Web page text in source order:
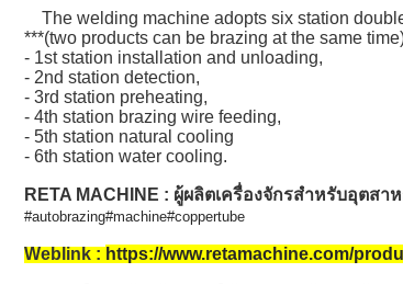
The welding machine adopts six station
***(two products can be brazing at the same
- 1st station installation and unloading,
- 2nd station detection,
- 3rd station preheating,
- 4th station brazing wire feeding,
- 5th station natural cooling
- 6th station water cooling.
RETA MACHINE : ผู้ผลิตเครื่องจักรสำหรับอุตส
#autobrazing#machine#coppertube
Weblink : https://www.retamachine.com/